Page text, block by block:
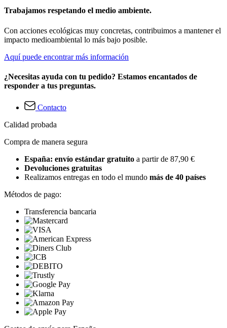
Trabajamos respetando el medio ambiente.
Con acciones ecológicas muy concretas, contribuimos a mantener el
impacto medioambiental lo más bajo posible.
Aquí puede encontrar más información
¿Necesitas ayuda con tu pedido? Estamos encantados de
responder a tus preguntas.
Contacto
Calidad probada
Compra de manera segura
España: envío estándar gratuito a partir de 87,90 €
Devoluciones gratuitas
Realizamos entregas en todo el mundo más de 40 países
Métodos de pago:
Transferencia bancaria